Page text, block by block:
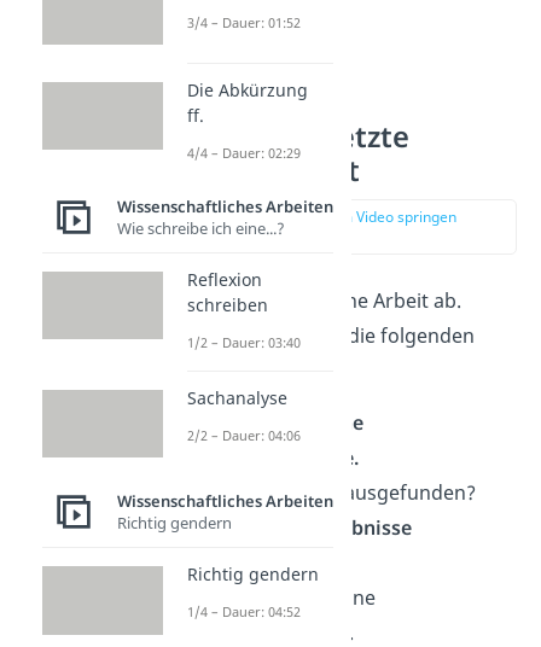
Fazit — Der letzte
Eindruck zählt
zur Stelle im Video springen
(04:01)
Das Fazitrundet
deine Arbeit ab.
Dabei solltest du an die folgenden
Beantworte deine
Forschungsfrage.
Was hast du herausgefunden?
Fasse deine Ergebnisse
zusammen.
Kurz, klar und ohne
Wiederholungen.
3/4 – Dauer: 01:52
Die Abkürzung
ff.
4/4 – Dauer: 02:29
Wissenschaftliches Arbeiten
Wie schreibe ich eine...?
Reflexion
schreiben
1/2 – Dauer: 03:40
Sachanalyse
2/2 – Dauer: 04:06
Wissenschaftliches Arbeiten
Richtig gendern
Richtig gendern
1/4 – Dauer: 04:52